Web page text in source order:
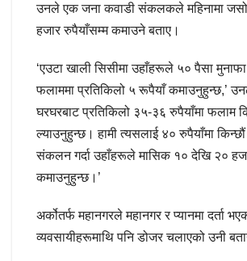
उनले एक जना कवाडी संकलकले महिनामा
हजार रुपैयाँसम्म कमाउने बताए।
‘एउटा खाली सिसीमा उहाँहरूले ५० पैसा
फलाममा प्रतिकिलो ५ रूपैयाँ कमाउनुहुन्छ,’
घरघरबाट प्रतिकिलो ३५-३६ रुपैयाँमा फलाम
ल्याउनुहुन्छ। हामी त्यसलाई ४० रुपैयाँमा
संकलन गर्दा उहाँहरूले मासिक १० देखि २०
कमाउनुहुन्छ।’
अर्कोतर्फ महानगरले महानगर र प्यानमा दर्ता
व्यवसायीहरूमाथि पनि डोजर चलाएको उनी